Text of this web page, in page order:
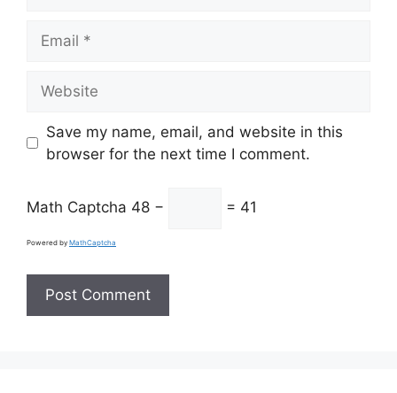
Save my name, email, and website in this
browser for the next time I comment.
Math Captcha 48 − = 41
Powered by MathCaptcha